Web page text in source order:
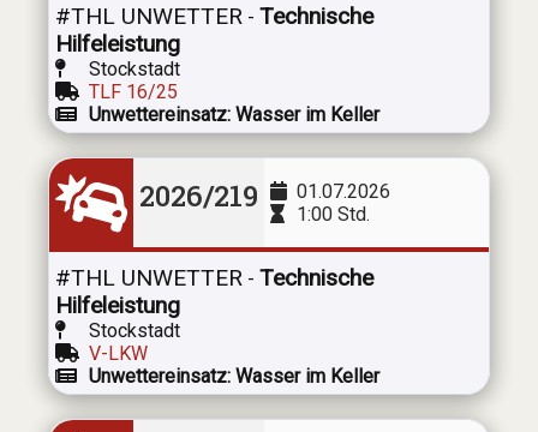
#THL UNWETTER - Technische
Hilfeleistung
Stockstadt
TLF 16/25
Unwettereinsatz: Wasser im Keller
2026/219
01.07.2026
1:00 Std.
#THL UNWETTER - Technische
Hilfeleistung
Stockstadt
V-LKW
Unwettereinsatz: Wasser im Keller